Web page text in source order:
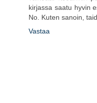
kirjassa saatu hyvin
No. Kuten sanoin,
Vastaa